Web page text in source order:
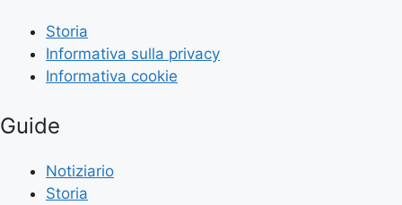
Storia
Informativa sulla privacy
Informativa cookie
Guide
Notiziario
Storia